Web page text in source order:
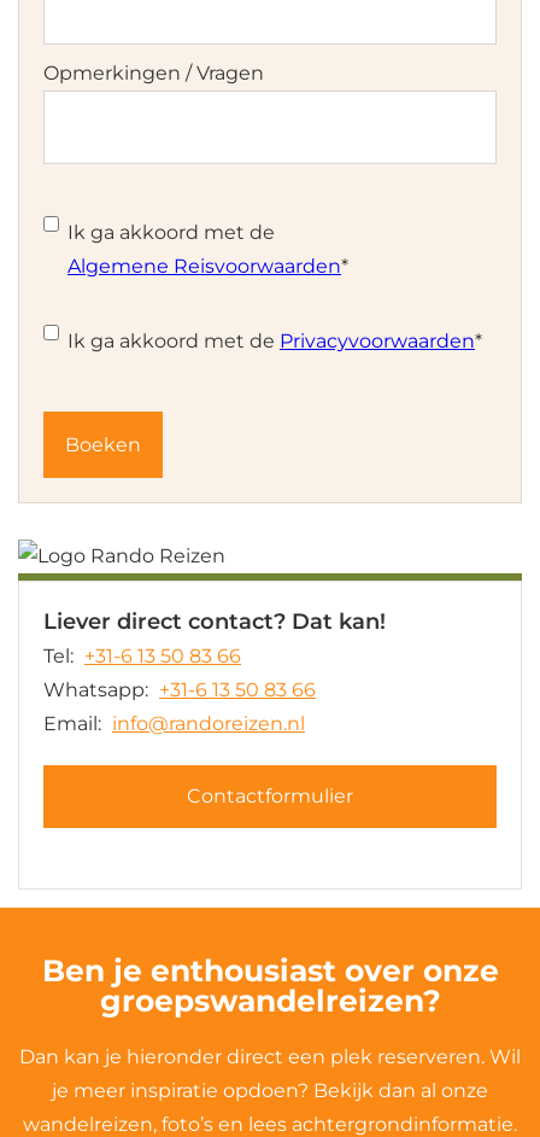
Opmerkingen / Vragen
Instemming
Ik ga akkoord met de
Algemene Reisvoorwaarden*
Instemming
Ik ga akkoord met de Privacyvoorwaarden*
Liever direct contact? Dat kan!
Tel: +31-6 13 50 83 66
Whatsapp: +31-6 13 50 83 66
Email: info@randoreizen.nl
Contactformulier
Ben je enthousiast over onze
groepswandelreizen?
Dan kan je hieronder direct een plek reserveren. Wil
je meer inspiratie opdoen? Bekijk dan al onze
wandelreizen, foto’s en lees achtergrondinformatie.